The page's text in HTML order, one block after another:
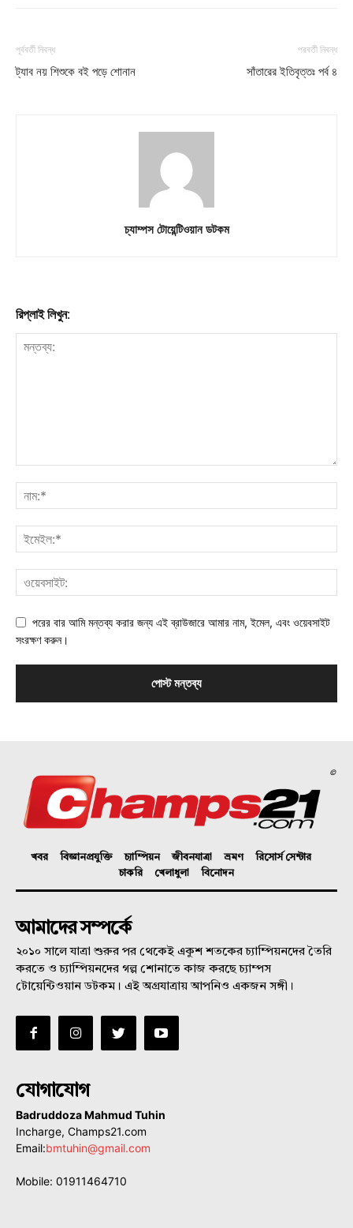
About
পূর্ববর্তী নিবন্ধ
ট্যাব নয় শিশুকে বই পড়ে শোনান
পরবর্তী নিবন্ধ
সাঁতারের ইতিবৃত্তঃ পর্ব ৪
চ্যাম্পস টোয়েন্টিওয়ান ডটকম
রিপ্লাই লিখুন:
পরের বার আমি মন্তব্য করার জন্য এই ব্রাউজারে আমার নাম, ইমেল, এবং ওয়েবসাইট
সংরক্ষণ করুন।
©
খবর বিজ্ঞানপ্রযুক্তি চ্যাম্পিয়ন জীবনযাত্রা ভ্রমণ
রিসোর্স সেন্টার
চাকরি
খেলাধুলা বিনোদন
আমাদের সম্পর্কে
২০১০ সালে যাত্রা শুরুর পর থেকেই একুশ শতকের চ্যাম্পিয়নদের তৈরি
করতে ও চ্যাম্পিয়নদের গল্প শোনাতে কাজ করছে চ্যাম্পস
টোয়েন্টিওয়ান ডটকম। এই অগ্রযাত্রায় আপনিও একজন সঙ্গী।
যোগাযোগ
Badruddoza Mahmud Tuhin
Incharge, Champs21.com
Email:bmtuhin@gmail.com
Mobile: 01911464710